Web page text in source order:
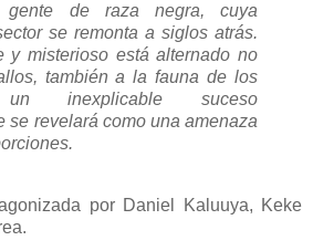
gente de raza negra, cuya
se remonta a siglos atrás.
y misterioso está alternado no
también a la fauna de los
un inexplicable suceso
se revelará como una amenaza
por Daniel Kaluuya, Keke